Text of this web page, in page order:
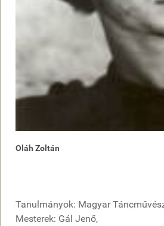
Oláh Zoltán
Tanulmányok: Magyar
Mesterek: Gál Jenő,